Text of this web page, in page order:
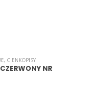
, CIENKOPISY
NR